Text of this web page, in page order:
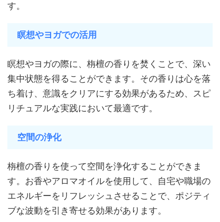
す。
瞑想やヨガでの活用
瞑想やヨガの際に、栴檀の香りを焚くことで、深い
集中状態を得ることができます。その香りは心を落
ち着け、意識をクリアにする効果があるため、スピ
リチュアルな実践において最適です。
空間の浄化
栴檀の香りを使って空間を浄化することができま
す。お香やアロマオイルを使用して、自宅や職場の
エネルギーをリフレッシュさせることで、ポジティ
ブな波動を引き寄せる効果があります。